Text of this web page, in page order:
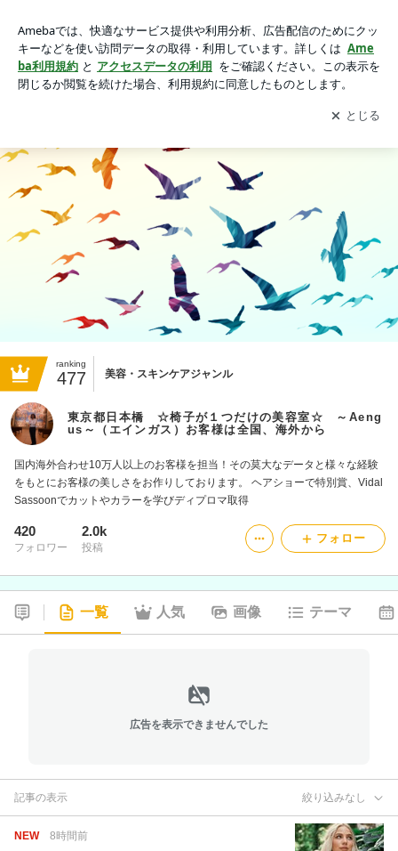
（エインガス）お客様は全国、海外から
アプリをダウンロードして ブログの更新通知
を受け取りまし
ょう。
開く
ranking
477 美容・スキンケアジャンル
東京都日本橋 ☆椅子が１つだけの美容室☆ ～Aeng
us～（エインガス）お客様は全国、海外から
国内海外合わせ10万人以上のお客様を担当！その莫大なデータと様々な経験
をもとにお客様の美しさをお作りしております。 ヘアショーで特別賞、Vidal
Sassoonでカットやカラーを学びディプロマ取得
420
フォロワー
2.0k
投稿
フォロー
一覧 人気 画像 テーマ
広告を表示できませんでした
記事の表示 絞り込みなし
NEW 8時間前